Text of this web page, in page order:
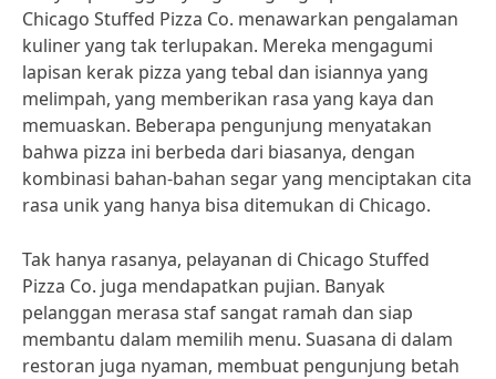
Chicago Stuffed Pizza Co. menawarkan pengalaman
kuliner yang tak terlupakan. Mereka mengagumi
lapisan kerak pizza yang tebal dan isiannya yang
melimpah, yang memberikan rasa yang kaya dan
memuaskan. Beberapa pengunjung menyatakan
bahwa pizza ini berbeda dari biasanya, dengan
kombinasi bahan-bahan segar yang menciptakan cita
rasa unik yang hanya bisa ditemukan di Chicago.
Tak hanya rasanya, pelayanan di Chicago Stuffed
Pizza Co. juga mendapatkan pujian. Banyak
pelanggan merasa staf sangat ramah dan siap
membantu dalam memilih menu. Suasana di dalam
restoran juga nyaman, membuat pengunjung betah